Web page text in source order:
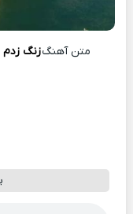
متن آهنگزنگ زدم